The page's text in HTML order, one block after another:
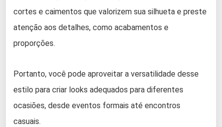
cortes e caimentos que valorizem sua silhueta e preste
atenção aos detalhes, como acabamentos e
proporções.
Portanto, você pode aproveitar a versatilidade desse
estilo para criar looks adequados para diferentes
ocasiões, desde eventos formais até encontros
casuais.